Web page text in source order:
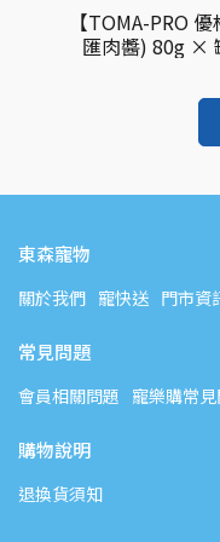
【TOMA-PRO
匯肉醬) 80g ×
東森寵物
關於我們 寵快送 門市資
常見問題
會員相關問題 寵樂購常
購物說明
退換貨須知